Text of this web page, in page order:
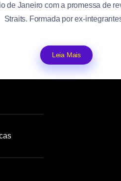
de Janeiro com a promessa de
Straits. Formada por ex-
Leia Mais